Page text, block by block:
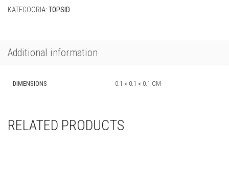
KATEGOORIA: TOPSID
Additional information
DIMENSIONS 0.1 × 0.1 × 0.1 CM
RELATED PRODUCTS